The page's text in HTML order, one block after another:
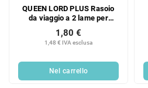
QUEEN LORD PLUS Rasoio
da viaggio a 2 lame per
donna, 4 pezzi IN SALDO!
1,48 € IVA esclusa
1,80 €
Nel carrello